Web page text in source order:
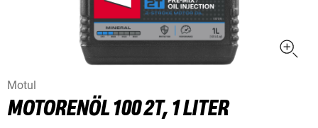
Motul
MOTORENÖL 100 2T, 1 LITER